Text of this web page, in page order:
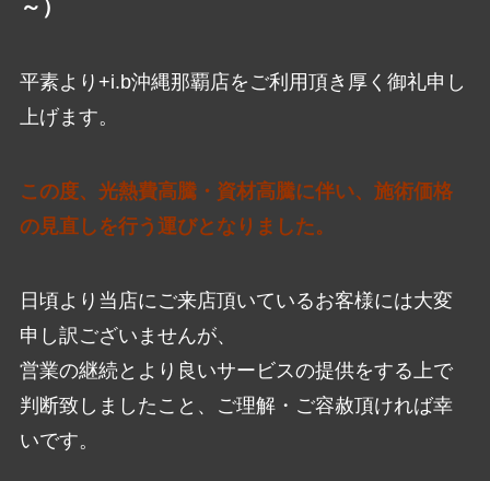
～）
平素より+i.b沖縄那覇店をご利用頂き厚く御礼申し
上げます。
この度、光熱費高騰・資材高騰に伴い、施術価格
の見直しを行う運びとなりました。
日頃より当店にご来店頂いているお客様には大変
申し訳ございませんが、
営業の継続とより良いサービスの提供をする上で
判断致しましたこと、ご理解・ご容赦頂ければ幸
いです。